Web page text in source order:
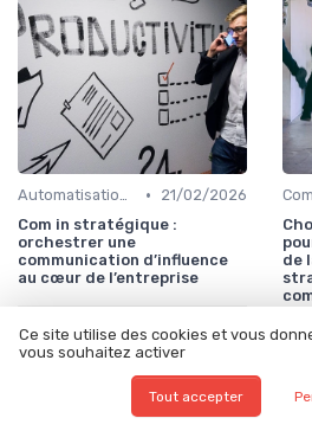
Automatisation & performance des campagnes •
21/02/2026
Com in stratégique :
orchestrer une
communication d’influence
au cœur de l’entreprise
de
Ce site utilise des cookies et vous
vous souhaitez activer
Tout accepter